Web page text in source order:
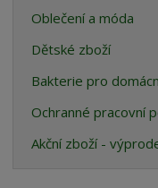
Oblečení a móda
Dětské zboží
Bakterie pro
Ochranné pracovní
Akční zboží -